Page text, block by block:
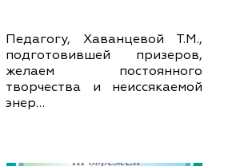
Педагогу, Хаванцевой Т.М.,
подготовившей призеров,
желаем постоянного
творчества и неиссякаемой
энер…